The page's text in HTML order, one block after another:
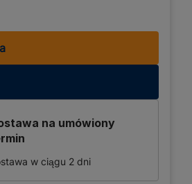
na umówiony
w ciągu 2 dni